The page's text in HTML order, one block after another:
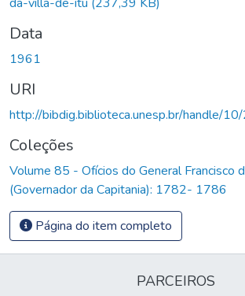
Data
1961
URI
http://bibdig.biblioteca.unesp.br/handle/
Coleções
Volume 85 - Ofícios do General Francisco
(Governador da Capitania): 1782- 1786
Página do item completo
PARCEIROS